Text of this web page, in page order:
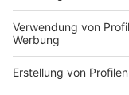
Details